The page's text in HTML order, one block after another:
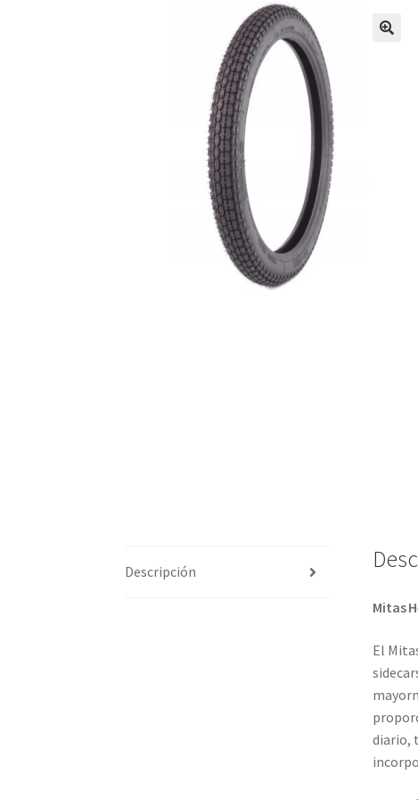
Descripción
Mitas
El
diario,